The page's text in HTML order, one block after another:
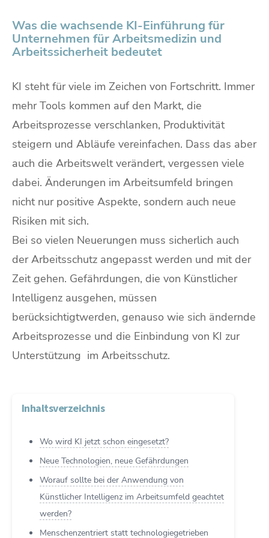
Was die wachsende KI-Einführung für
Unternehmen für Arbeitsmedizin und
Arbeitssicherheit bedeutet
KI steht für viele im Zeichen von Fortschritt. Immer
mehr Tools kommen auf den Markt, die
Arbeitsprozesse verschlanken, Produktivität
steigern und Abläufe vereinfachen. Dass das aber
auch die Arbeitswelt verändert, vergessen viele
dabei. Änderungen im Arbeitsumfeld bringen
nicht nur positive Aspekte, sondern auch neue
Risiken mit sich.
Bei so vielen Neuerungen muss sicherlich auch
der Arbeitsschutz angepasst werden und mit der
Zeit gehen. Gefährdungen, die von Künstlicher
Intelligenz ausgehen, müssen
berücksichtigtwerden, genauso wie sich ändernde
Arbeitsprozesse und die Einbindung von KI zur
Unterstützung im Arbeitsschutz.
Inhaltsverzeichnis
Wo wird KI jetzt schon eingesetzt?
Neue Technologien, neue Gefährdungen
Worauf sollte bei der Anwendung von
Künstlicher Intelligenz im Arbeitsumfeld geachtet
werden?
Menschenzentriert statt technologiegetrieben